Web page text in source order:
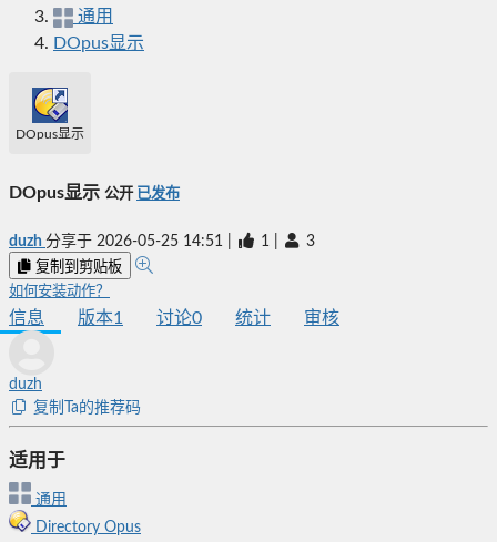
通用
DOpus显示
DOpus显示
DOpus显示 公开 已发布
duzh 分享于 2026-05-25 14:51 1 3
复制到剪贴板
如何安装动作？
信息 版本1 讨论0 统计 审核
duzh
复制Ta的推荐码
适用于
通用
Directory Opus